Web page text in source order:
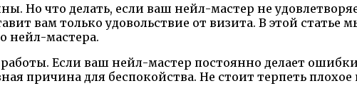
Но что делать, если ваш нейл-мастер не
вам только удовольствие от визита. В этой статье
нейл-мастера.
Если ваш нейл-мастер постоянно делает
причина для беспокойства. Не стоит терпеть плохое